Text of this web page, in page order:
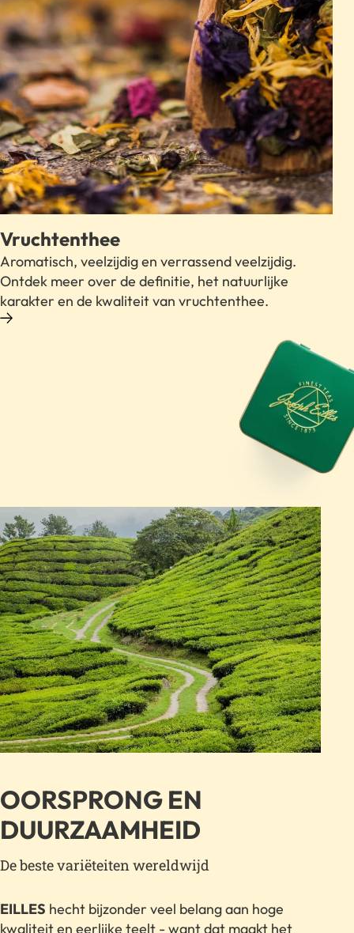
Vruchtenthee
Aromatisch, veelzijdig en verrassend veelzijdig.
Ontdek meer over de definitie, het natuurlijke
karakter en de kwaliteit van vruchtenthee.
OORSPRONG EN
DUURZAAMHEID
De beste variëteiten wereldwijd
EILLES hecht bijzonder veel belang aan hoge
kwaliteit en eerlijke teelt - want dat maakt het